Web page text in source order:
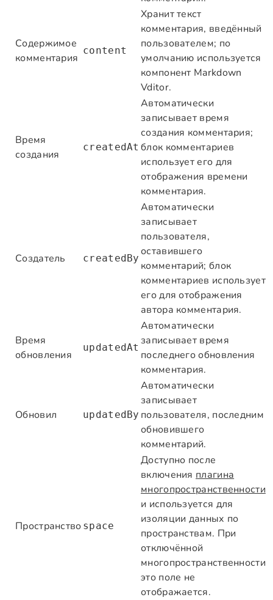
Содержимое
комментария
content
Хранит текст
комментария, введённый
пользователем; по
умолчанию используется
компонент Markdown
Vditor.
Время
создания
createdAt
Автоматически
записывает время
создания комментария;
блок комментариев
использует его для
отображения времени
комментария.
Создатель createdBy
Автоматически
записывает
пользователя,
оставившего
комментарий; блок
комментариев использует
его для отображения
автора комментария.
Время
обновления
updatedAt
Автоматически
записывает время
последнего обновления
комментария.
Обновил updatedBy
Автоматически
записывает
пользователя, последним
обновившего
комментарий.
Пространство space
Доступно после
включения плагина
многопространственности
и используется для
изоляции данных по
пространствам. При
отключённой
многопространственности
это поле не
отображается.